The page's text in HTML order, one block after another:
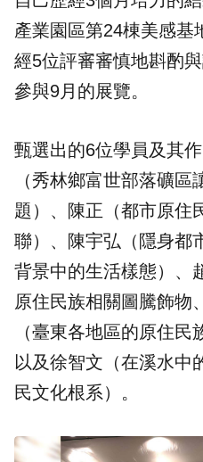
產業園區第24棟美感基
經5位評審審慎地斟酌
參與9月的展覽。
甄選出的6位學員及其
（秀林鄉富世部落礦
題）、陳正（都市原住
聯）、陳宇弘（隱身都
背景中的生活樣態）、
原住民族相關圖騰飾物
（臺東各地區的原住民
以及徐智文（在溪水中
民文化根系）。